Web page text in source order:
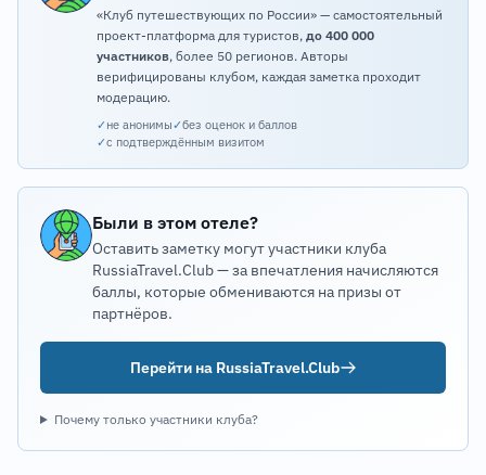
«Клуб путешествующих по России» — самостоятельный
проект-платформа для туристов, до 400 000
участников, более 50 регионов. Авторы
верифицированы клубом, каждая заметка проходит
модерацию.
✓не анонимы✓без оценок и баллов
✓с подтверждённым визитом
Были в этом отеле?
Оставить заметку могут участники клуба
RussiaTravel.Club — за впечатления начисляются
баллы, которые обмениваются на призы от
партнёров.
Перейти на RussiaTravel.Club
Почему только участники клуба?